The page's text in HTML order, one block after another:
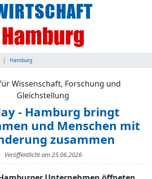
Hamburg
Wissenschaft, Forschung und
Gleichstellung
- Hamburg bringt
und Menschen mit
zusammen
Veröffentlicht am25.06.2026